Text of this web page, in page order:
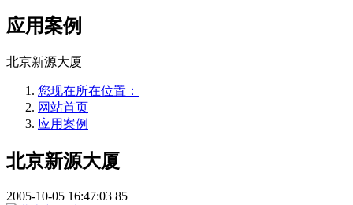
应用案例
北京新源大厦
您现在所在位置：
网站首页
应用案例
北京新源大厦
2005-10-05 16:47:03 85